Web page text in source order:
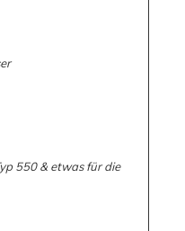
550 & etwas für die